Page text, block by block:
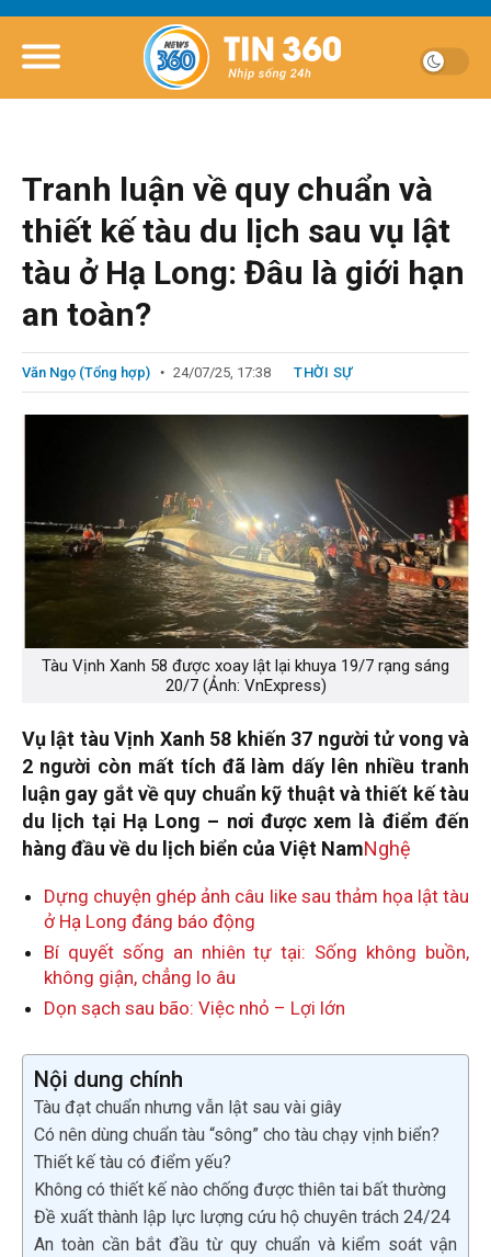
Tranh luận về quy chuẩn và
thiết kế tàu du lịch sau vụ lật
tàu ở Hạ Long: Đâu là giới hạn
an toàn?
Văn Ngọ (Tổng hợp) 24/07/25, 17:38 THỜI SỰ
Tàu Vịnh Xanh 58 được xoay lật lại khuya 19/7 rạng sáng
20/7 (Ảnh: VnExpress)
Vụ lật tàu Vịnh Xanh 58 khiến 37 người tử vong và
2 người còn mất tích đã làm dấy lên nhiều tranh
luận gay gắt về quy chuẩn kỹ thuật và thiết kế tàu
du lịch tại Hạ Long – nơi được xem là điểm đến
hàng đầu về du lịch biển của Việt NamNghệ
Dựng chuyện ghép ảnh câu like sau thảm họa lật tàu
ở Hạ Long đáng báo động
Bí quyết sống an nhiên tự tại: Sống không buồn,
không giận, chẳng lo âu
Dọn sạch sau bão: Việc nhỏ – Lợi lớn
Nội dung chính
Tàu đạt chuẩn nhưng vẫn lật sau vài giây
Có nên dùng chuẩn tàu “sông” cho tàu chạy vịnh biển?
Thiết kế tàu có điểm yếu?
Không có thiết kế nào chống được thiên tai bất thường
Đề xuất thành lập lực lượng cứu hộ chuyên trách 24/24
An toàn cần bắt đầu từ quy chuẩn và kiểm soát vận